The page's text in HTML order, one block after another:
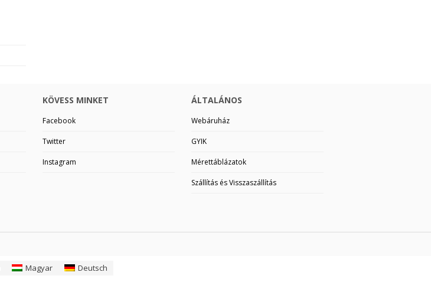
KÖVESS MINKET
Facebook
Twitter
Instagram
ÁLTALÁNOS
Webáruház
GYIK
Mérettáblázatok
Szállítás és Visszaszállítás
Magyar Deutsch